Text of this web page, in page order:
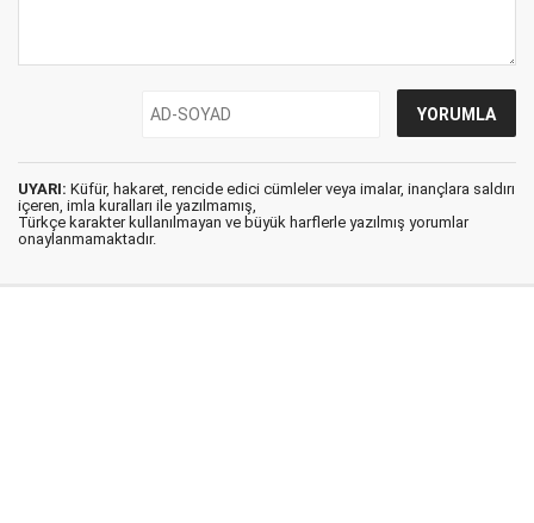
UYARI: Küfür, hakaret, rencide edici cümleler veya imalar, inançlara saldırı
içeren, imla kuralları ile yazılmamış,
Türkçe karakter kullanılmayan ve büyük harflerle yazılmış yorumlar
onaylanmamaktadır.